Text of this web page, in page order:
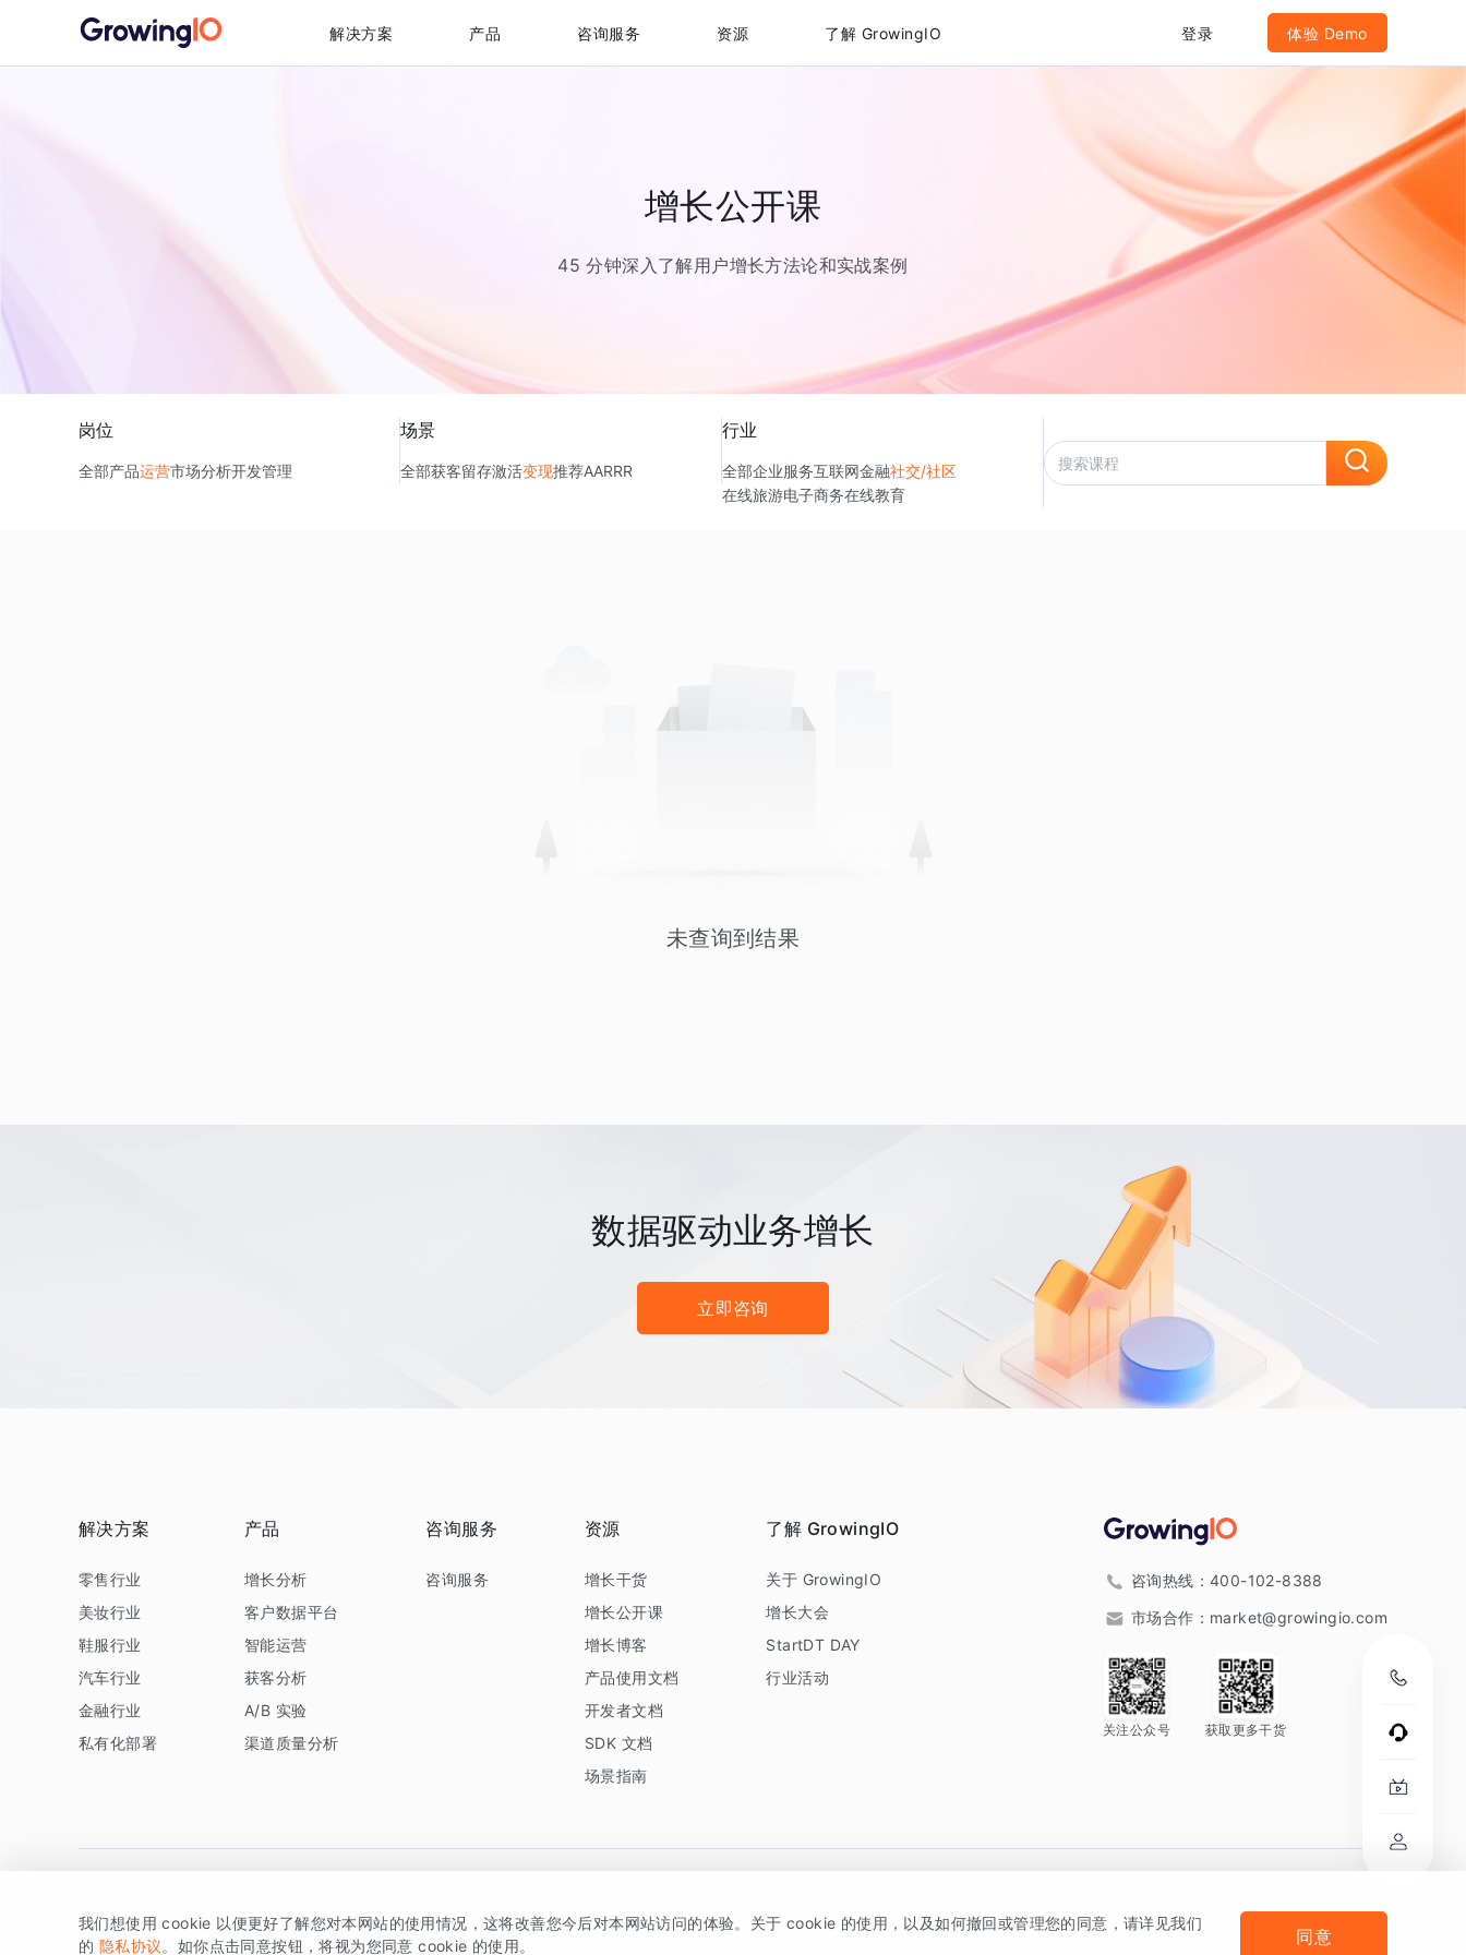
解决方案 产品 咨询服务 资源 了解 GrowingIO 登录 体验 Demo
增长公开课
45 分钟深入了解用户增长方法论和实战案例
岗位
全部产品运营市场分析开发管理
场景
全部获客留存激活变现推荐AARRR
行业
全部企业服务互联网金融社交/社区
在线旅游电子商务在线教育
未查询到结果
数据驱动业务增长
立即咨询
解决方案
零售行业
美妆行业
鞋服行业
汽车行业
金融行业
私有化部署
产品
增长分析
客户数据平台
智能运营
获客分析
A/B 实验
渠道质量分析
咨询服务
咨询服务
资源
增长干货
增长公开课
增长博客
产品使用文档
开发者文档
SDK 文档
场景指南
了解 GrowingIO
关于 GrowingIO
增长大会
StartDT DAY
行业活动
咨询热线： 400-102-8388
市场合作： market@growingio.com
关注公众号 获取更多干货
版权所有 © 北京易数科技有限公司SDK相关说明 京ICP备15038330号 法律声明及隐私条款
我们想使用 cookie 以便更好了解您对本网站的使用情况，这将改善您今后对本网站访问的体验。关于 cookie 的使用，以及如何撤回或管理您的同意，请详见我们
的 隐私协议。如你点击同意按钮，将视为您同意 cookie 的使用。 同意